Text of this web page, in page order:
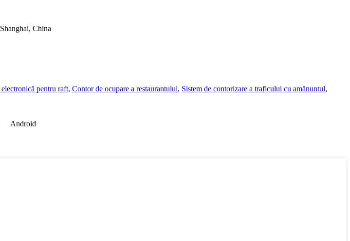
China
pentru raft, Contor de ocupare a restaurantului, Sistem de contorizare a traficului cu amănuntul,
Android